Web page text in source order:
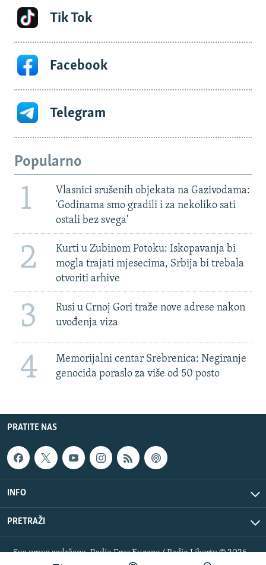
Tik Tok
Facebook
Telegram
Popularno
1
Vlasnici srušenih objekata na Gazivodama:
'Godinama smo gradili i za nekoliko sati
ostali bez svega'
2
Kurti u Zubinom Potoku: Iskopavanja bi
mogla trajati mjesecima, Srbija bi trebala
otvoriti arhive
3
Rusi u Crnoj Gori traže nove adrese nakon
uvođenja viza
4
Memorijalni centar Srebrenica: Negiranje
genocida poraslo za više od 50 posto
PRATITE NAS
INFO
PRETRAŽI
Sva prava zadržana. Radio Free Europe / Radio Liberty © 2026